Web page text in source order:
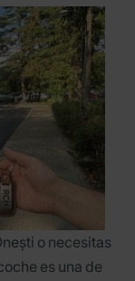
o necesitas
es una de